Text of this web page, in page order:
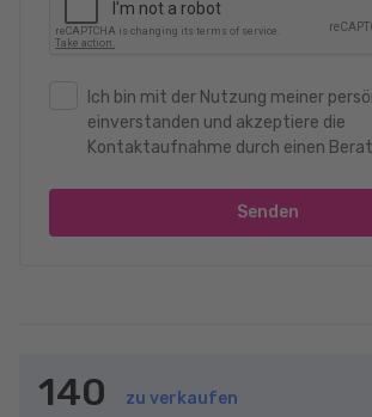
Ich bin mit der Nutzung meiner
einverstanden und akzeptiere die
Kontaktaufnahme durch einen
Senden
140 zu verkaufen